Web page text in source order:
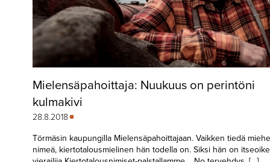
TIETOA
LEHDESTÄ
TAPAHTUMAT
YHTEYSTIEDOT
Mielensäpahoittaja: Nuukuus on perintöni
kulmakivi
28.8.2018
Törmäsin kaupungilla Mielensäpahoittajaan. Vaikken tiedä
nimeä, kiertotalousmielinen hän todella on. Siksi hän on